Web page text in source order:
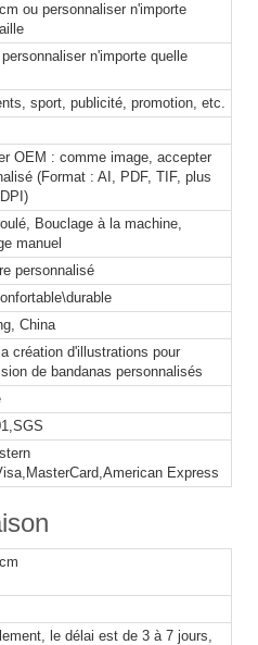
ou personnaliser n'importe
personnaliser n'importe quelle
sport, publicité, promotion, etc.
OEM : comme image, accepter
(Format : AI, PDF, TIF, plus
Bouclage à la machine,
manuel
personnalisé
China
création d'illustrations pour
de bandanas personnalisés
Express
le délai est de 3 à 7 jours,